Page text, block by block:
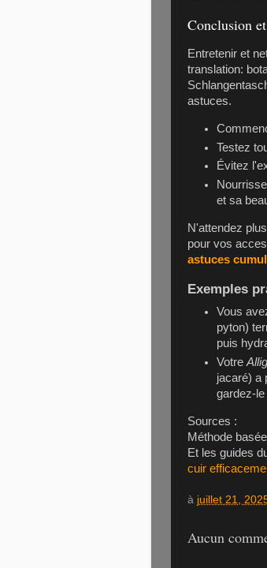
Conclusion
Entretenir et
translation:
astuces.
Testez
Évitez
et sa
N'attendez
pour vos
astuces
Exemples
Vous
pyton)
puis
Votre
jacaré) a
gardez-
Sources :
Méthode
Et les guides
cuir
à juillet 21,
Aucun